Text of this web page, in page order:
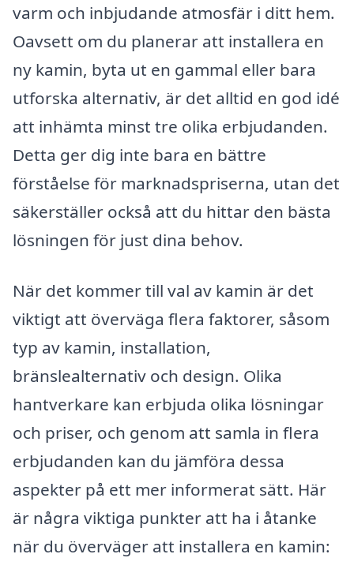
varm och inbjudande atmosfär i ditt hem.
Oavsett om du planerar att installera en
ny kamin, byta ut en gammal eller bara
utforska alternativ, är det alltid en god idé
att inhämta minst tre olika erbjudanden.
Detta ger dig inte bara en bättre
förståelse för marknadspriserna, utan det
säkerställer också att du hittar den bästa
lösningen för just dina behov.
När det kommer till val av kamin är det
viktigt att överväga flera faktorer, såsom
typ av kamin, installation,
bränslealternativ och design. Olika
hantverkare kan erbjuda olika lösningar
och priser, och genom att samla in flera
erbjudanden kan du jämföra dessa
aspekter på ett mer informerat sätt. Här
är några viktiga punkter att ha i åtanke
när du överväger att installera en kamin: